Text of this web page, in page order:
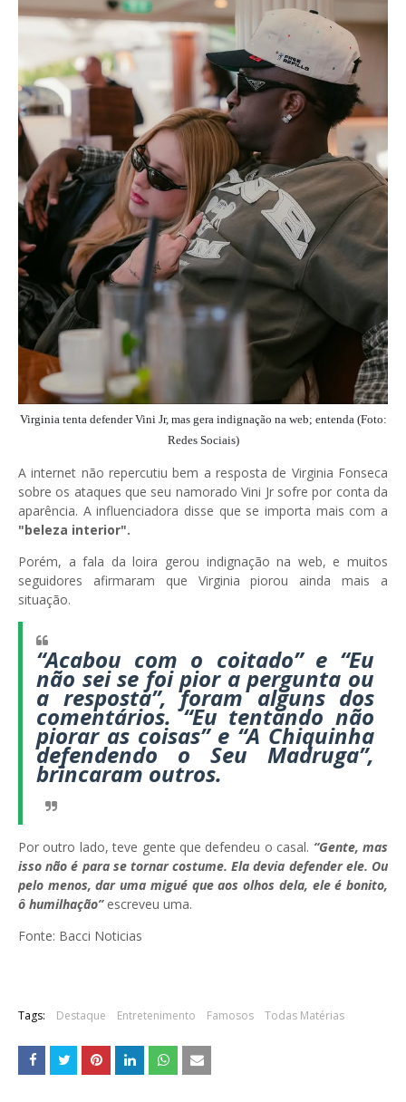
Virginia tenta defender Vini Jr, mas gera indignação na web; entenda (Foto:
Redes Sociais)
A internet não repercutiu bem a resposta de Virginia Fonseca
sobre os ataques que seu namorado Vini Jr sofre por conta da
aparência. A influenciadora disse que se importa mais com a
"beleza interior".
Porém, a fala da loira gerou indignação na web, e muitos
seguidores afirmaram que Virginia piorou ainda mais a
situação.
“Acabou com o coitado” e “Eu
não sei se foi pior a pergunta ou
a resposta”, foram alguns dos
comentários. “Eu tentando não
piorar as coisas” e “A Chiquinha
defendendo o Seu Madruga”,
brincaram outros.
Por outro lado, teve gente que defendeu o casal. “Gente, mas
isso não é para se tornar costume. Ela devia defender ele. Ou
pelo menos, dar uma migué que aos olhos dela, ele é bonito,
ô humilhação”escreveu uma.
Fonte: Bacci Noticias
Tags: Destaque Entretenimento Famosos Todas Matérias